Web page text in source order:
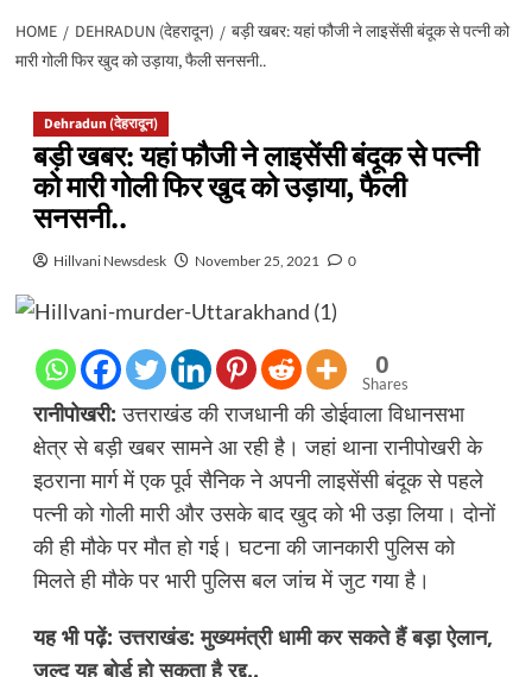
HOME DEHRADUN (देहरादून)
बड़ी खबर: यहां फौजी ने लाइसेंसी बंदूक से पत्नी को
मारी गोली फिर खुद को उड़ाया, फैली सनसनी..
Dehradun (देहरादून)
बड़ी खबर: यहां फौजी ने लाइसेंसी बंदूक से पत्नी
को मारी गोली फिर खुद को उड़ाया, फैली
सनसनी..
Hillvani Newsdesk November 25, 2021 0
0
Shares
रानीपोखरी:उत्तराखंड की राजधानी की डोईवाला विधानसभा
क्षेत्र से बड़ी खबर सामने आ रही है। जहां थाना रानीपोखरी के
इठराना मार्ग में एक पूर्व सैनिक ने अपनी लाइसेंसी बंदूक से पहले
पत्नी को गोली मारी और उसके बाद खुद को भी उड़ा लिया। दोनों
की ही मौके पर मौत हो गई। घटना की जानकारी पुलिस को
मिलते ही मौके पर भारी पुलिस बल जांच में जुट गया है।
यह भी पढ़ें:उत्तराखंड: मुख्यमंत्री धामी कर सकते हैं बड़ा ऐलान,
जल्द यह बोर्ड हो सकता है रद्द..